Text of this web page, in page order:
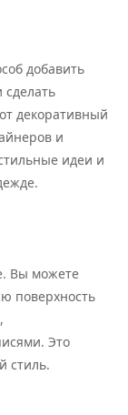
добавить
декоративный
и
идеи и
Вы можете
поверхность
Это
стиль.